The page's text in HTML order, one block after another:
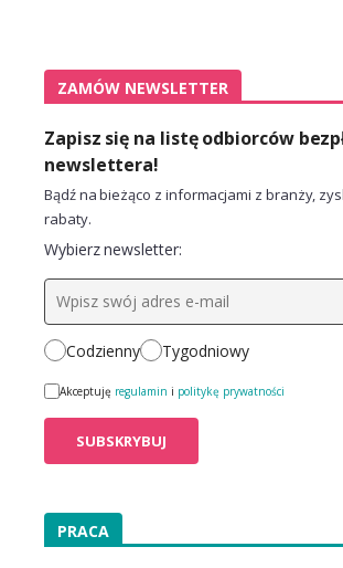
ZAMÓW NEWSLETTER
Zapisz się na listę odbiorców
newslettera!
Bądź na bieżąco z informacjami z branży,
rabaty.
Wybierz newsletter:
Codzienny Tygodniowy
Akceptuję regulamin i politykę prywatności
PRACA